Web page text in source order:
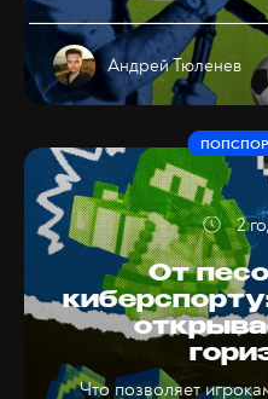
Андрей Тюленев
От
Что позволяет
2